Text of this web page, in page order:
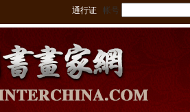
通行证 帐号